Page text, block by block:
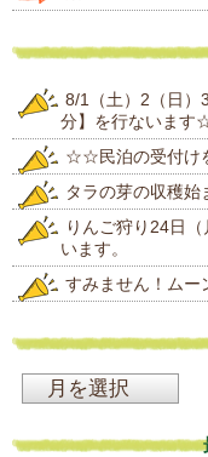
8/1（土）2（日）
分】を行ないます
☆☆民泊の受付け
タラの芽の収穫始
りんご狩り24日
います。
すみません！ムー